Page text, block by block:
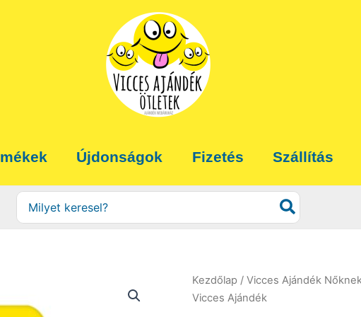
Újdonságok Fizetés Szállítás
Search
for:
Kezdőlap / Vicces Ajándék
Vicces Ajándék